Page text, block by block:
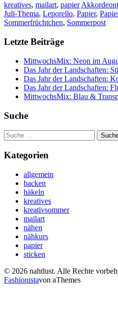
kreatives, mailart, papier
Juli-Thema, Leporello, Papier,
Sommerfrüchtchen, Sommerpost
Letzte Beiträge
MittwochsMix: Neon im
Das Jahr der Landschaften:
Das Jahr der Landschaften:
Das Jahr der Landschaften:
MittwochsMix: Blau &
Suche
Suche
nach:
Kategorien
allgemein
backen
häkeln
kreatives
kreativsommer
mailart
nähen
nähkurs
papier
sticken
© 2026 nahtlust. Alle Rechte
Fashionistavon aThemes